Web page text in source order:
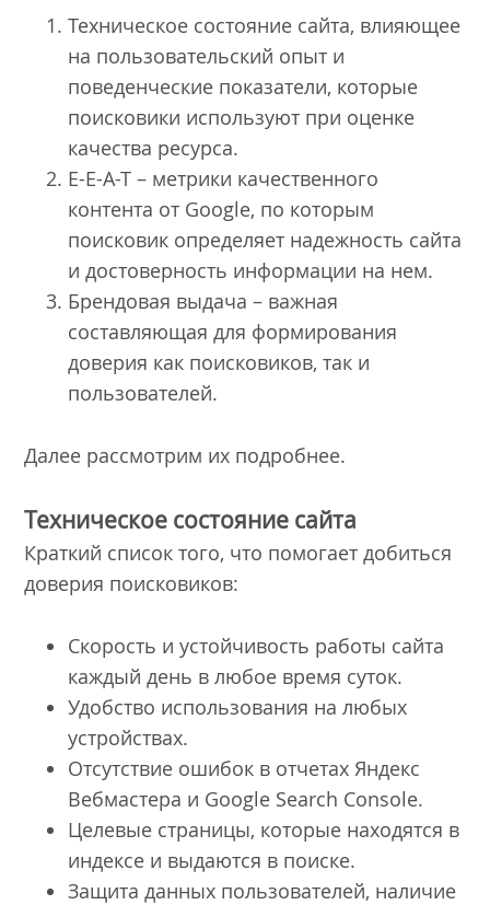
Техническое состояние сайта, влияющее
на пользовательский опыт и
поведенческие показатели, которые
поисковики используют при оценке
качества ресурса.
E-E-A-T – метрики качественного
контента от Google, по которым
поисковик определяет надежность сайта
и достоверность информации на нем.
Брендовая выдача – важная
составляющая для формирования
доверия как поисковиков, так и
пользователей.
Далее рассмотрим их подробнее.
Техническое состояние сайта
Краткий список того, что помогает добиться
доверия поисковиков:
Скорость и устойчивость работы сайта
каждый день в любое время суток.
Удобство использования на любых
устройствах.
Отсутствие ошибок в отчетах Яндекс
Вебмастера и Google Search Console.
Целевые страницы, которые находятся в
индексе и выдаются в поиске.
Защита данных пользователей, наличие